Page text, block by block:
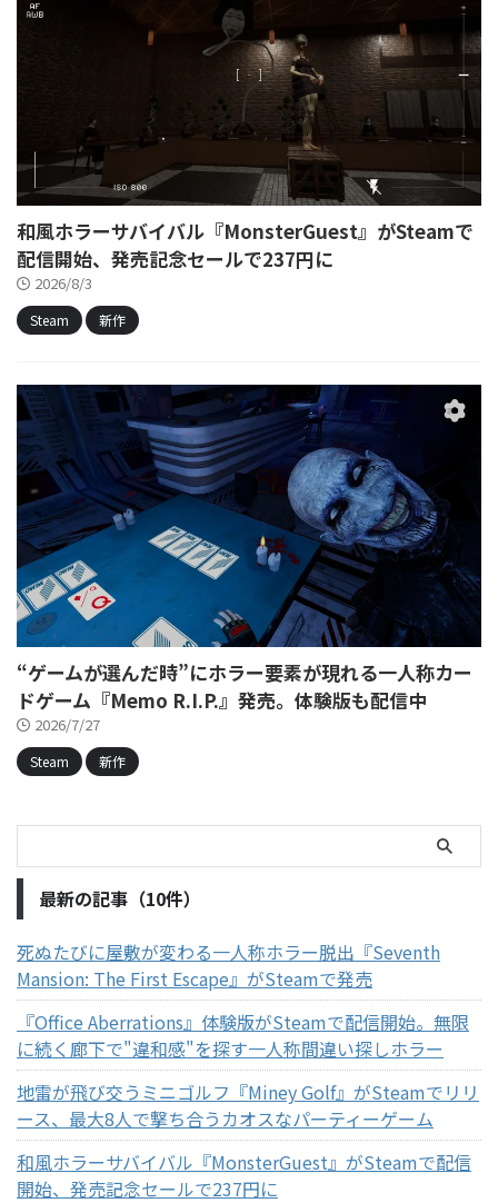
和風ホラーサバイバル『MonsterGuest』がSteamで
配信開始、発売記念セールで237円に
2026/8/3
Steam 新作
“ゲームが選んだ時”にホラー要素が現れる一人称カー
ドゲーム『Memo R.I.P.』発売。体験版も配信中
2026/7/27
Steam 新作
最新の記事（10件）
死ぬたびに屋敷が変わる一人称ホラー脱出『Seventh
Mansion: The First Escape』がSteamで発売
『Office Aberrations』体験版がSteamで配信開始。無限
に続く廊下で"違和感"を探す一人称間違い探しホラー
地雷が飛び交うミニゴルフ『Miney Golf』がSteamでリリ
ース、最大8人で撃ち合うカオスなパーティーゲーム
和風ホラーサバイバル『MonsterGuest』がSteamで配信
開始、発売記念セールで237円に